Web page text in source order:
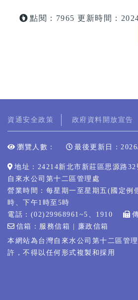
點閱：7965 更新時間：
資通安全政策 政府資料開放宣告
瀏覽人數： 最後更新日：
地址：24214新北市新莊區思源路
自來水公司第十二區管理處
營業時間：每星期一至星期五(國定例
時、下午1時至5時
電話：(02)29968961~5、1910
信箱：服務信箱 | 廉政信箱
本網站為台灣自來水公司第十二區管
許，不得以任何形式複製和採用